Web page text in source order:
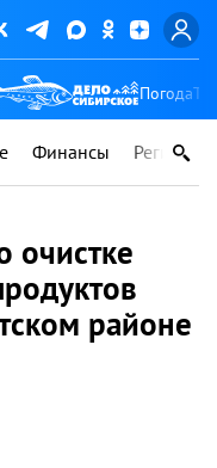
Погода
Финансы Регионы
очистке
районе